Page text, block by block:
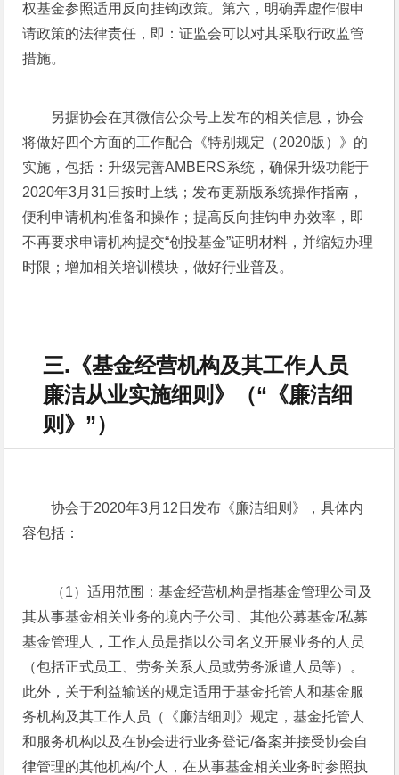
权基金参照适用反向挂钩政策。第六，明确弄虚作假申
请政策的法律责任，即：证监会可以对其采取行政监管
措施。
另据协会在其微信公众号上发布的相关信息，协会
将做好四个方面的工作配合《特别规定（2020版）》的
实施，包括：升级完善AMBERS系统，确保升级功能于
2020年3月31日按时上线；发布更新版系统操作指南，
便利申请机构准备和操作；提高反向挂钩申办效率，即
不再要求申请机构提交“创投基金”证明材料，并缩短办理
时限；增加相关培训模块，做好行业普及。
三.《基金经营机构及其工作人员
廉洁从业实施细则》（“《廉洁细
则》”）
协会于2020年3月12日发布《廉洁细则》，具体内
容包括：
（1）适用范围：基金经营机构是指基金管理公司及
其从事基金相关业务的境内子公司、其他公募基金/私募
基金管理人，工作人员是指以公司名义开展业务的人员
（包括正式员工、劳务关系人员或劳务派遣人员等）。
此外，关于利益输送的规定适用于基金托管人和基金服
务机构及其工作人员（《廉洁细则》规定，基金托管人
和服务机构以及在协会进行业务登记/备案并接受协会自
律管理的其他机构/个人，在从事基金相关业务时参照执